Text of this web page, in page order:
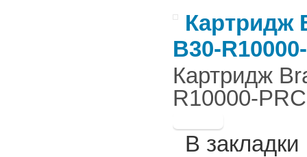
Картридж
B30-
Картридж
R10000-
В закладки